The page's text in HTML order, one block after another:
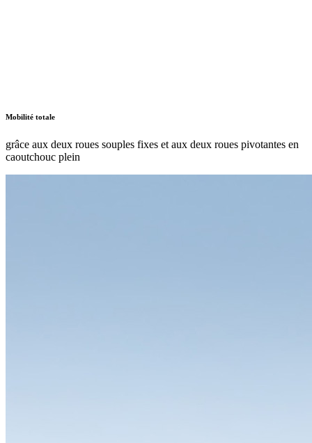
Mobilité totale
grâce aux deux roues souples fixes et aux deux roues pivotantes en
caoutchouc plein